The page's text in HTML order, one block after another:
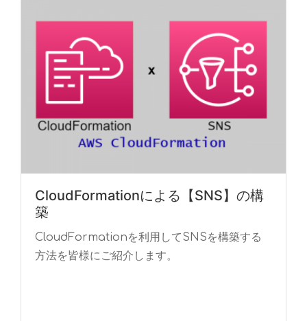
CloudFormationによる【SNS】の構
築
CloudFormationを利用してSNSを構築する
方法を皆様にご紹介します。